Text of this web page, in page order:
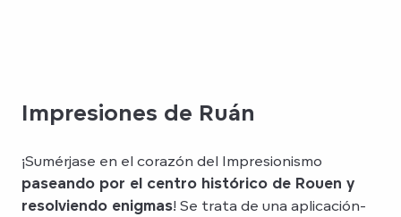
Impresiones de Ruán
¡Sumérjase en el corazón del Impresionismo
paseando por el centro histórico de Rouen y
resolviendo enigmas! Se trata de una aplicación-